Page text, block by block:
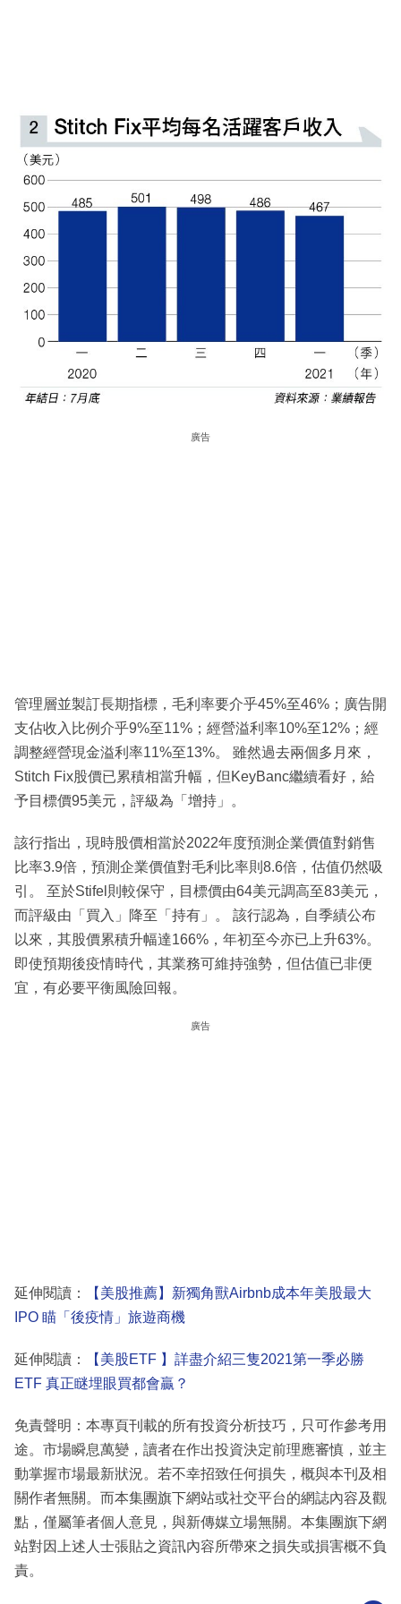
廣告
管理層並製訂長期指標，毛利率要介乎45%至46%；廣告開
支佔收入比例介乎9%至11%；經營溢利率10%至12%；經
調整經營現金溢利率11%至13%。 雖然過去兩個多月來，
Stitch Fix股價已累積相當升幅，但KeyBanc繼續看好，給
予目標價95美元，評級為「增持」。
該行指出，現時股價相當於2022年度預測企業價值對銷售
比率3.9倍，預測企業價值對毛利比率則8.6倍，估值仍然吸
引。 至於Stifel則較保守，目標價由64美元調高至83美元，
而評級由「買入」降至「持有」。 該行認為，自季績公布
以來，其股價累積升幅達166%，年初至今亦已上升63%。
即使預期後疫情時代，其業務可維持強勢，但估值已非便
宜，有必要平衡風險回報。
廣告
延伸閱讀：
【美股推薦】新獨角獸Airbnb成本年美股最大
IPO 瞄「後疫情」旅遊商機
延伸閱讀：
【美股ETF 】詳盡介紹三隻2021第一季必勝
ETF 真正瞇埋眼買都會贏？
免責聲明：本專頁刊載的所有投資分析技巧，只可作參考用
途。市場瞬息萬變，讀者在作出投資決定前理應審慎，並主
動掌握市場最新狀況。若不幸招致任何損失，概與本刊及相
關作者無關。而本集團旗下網站或社交平台的網誌內容及觀
點，僅屬筆者個人意見，與新傳媒立場無關。本集團旗下網
站對因上述人士張貼之資訊內容所帶來之損失或損害概不負
責。